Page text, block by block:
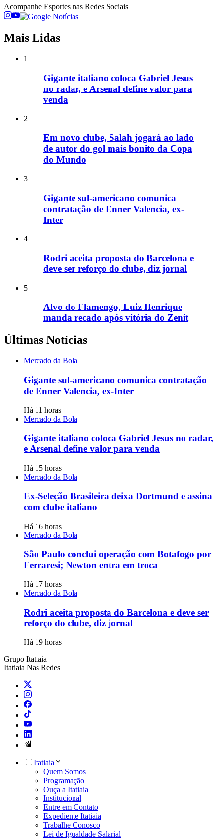
Acompanhe Esportes nas Redes Sociais
Mais Lidas
1
Gigante italiano coloca Gabriel Jesus
no radar, e Arsenal define valor para
venda
2
Em novo clube, Salah jogará ao lado
de autor do gol mais bonito da Copa
do Mundo
3
Gigante sul-americano comunica
contratação de Enner Valencia, ex-
Inter
4
Rodri aceita proposta do Barcelona e
deve ser reforço do clube, diz jornal
5
Alvo do Flamengo, Luiz Henrique
manda recado após vitória do Zenit
Últimas Notícias
Mercado da Bola
Gigante sul-americano comunica contratação
de Enner Valencia, ex-Inter
Há 11 horas
Mercado da Bola
Gigante italiano coloca Gabriel Jesus no radar,
e Arsenal define valor para venda
Há 15 horas
Mercado da Bola
Ex-Seleção Brasileira deixa Dortmund e assina
com clube italiano
Há 16 horas
Mercado da Bola
São Paulo conclui operação com Botafogo por
Ferraresi; Newton entra em troca
Há 17 horas
Mercado da Bola
Rodri aceita proposta do Barcelona e deve ser
reforço do clube, diz jornal
Há 19 horas
Grupo Itatiaia
Itatiaia Nas Redes
Itatiaia
Quem Somos
Programação
Ouça a Itatiaia
Institucional
Entre em Contato
Expediente Itatiaia
Trabalhe Conosco
Lei de Igualdade Salarial